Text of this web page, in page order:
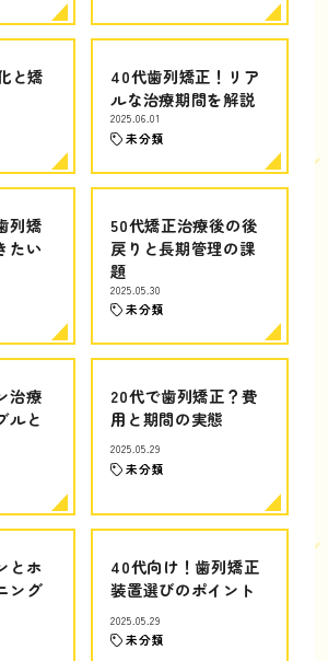
と矯
40代歯列矯正！リア
ルな治療期間を解説
2025.06.01
未分類
列矯
たい
50代矯正治療後の後
戻りと長期管理の課
題
2025.05.30
未分類
治療
ルと
20代で歯列矯正？費
用と期間の実態
2025.05.29
未分類
とホ
ング
40代向け！歯列矯正
装置選びのポイント
2025.05.29
未分類